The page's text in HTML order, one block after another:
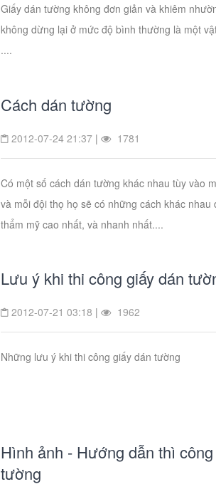
Giấy dán tường không đơn giản và khiêm
không dừng lại ở mức độ bình thường là một
....
Cách dán tường
2012-07-24 21:37 | 1781
Có một số cách dán tường khác nhau tùy vào
và mỗi đội thọ họ sẽ có những cách khác nhau
thẩm mỹ cao nhất, và nhanh nhất....
Lưu ý khi thi công giấy dán
2012-07-21 03:18 | 1962
Những lưu ý khi thi công giấy dán tường
Hình ảnh - Hướng dẫn thì
tường